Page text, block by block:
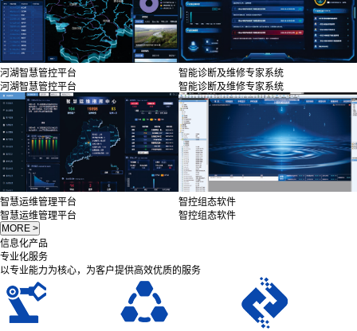
河湖智慧管控平台
河湖智慧管控平台
智能诊断及维修专家系统
智能诊断及维修专家系统
智慧运维管理平台
智慧运维管理平台
智控组态软件
智控组态软件
信息化产品
专业化服务
以专业能力为核心，为客户提供高效优质的服务